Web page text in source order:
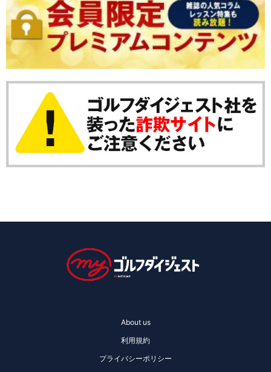
About us
利用規約
プライバシーポリシー